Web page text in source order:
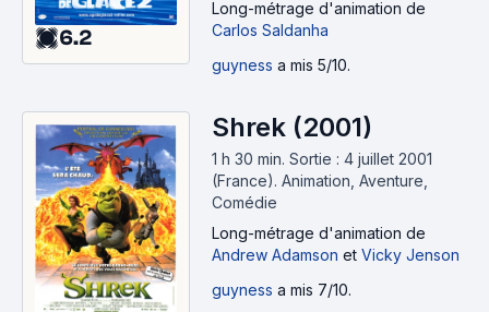
6.2
Long-métrage d'animation de
Carlos Saldanha
guyness a mis 5/10.
Shrek (2001)
1 h 30 min. Sortie : 4 juillet 2001
(France). Animation, Aventure,
Comédie
Long-métrage d'animation de
Andrew Adamson et Vicky Jenson
guyness a mis 7/10.